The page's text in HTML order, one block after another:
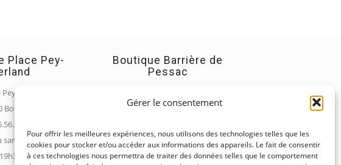
Gérer le consentement
Pour offrir les meilleures expériences, nous utilisons des technologies telles que les
cookies pour stocker et/ou accéder aux informations des appareils. Le fait de consentir
à ces technologies nous permettra de traiter des données telles que le comportement
Place Pey-
Berland
Bordeaux
: 10h00 à
19h30
Boutique Barrière de
Pessac
33000 Bordeaux
Du mardi au samedi : 8h30 à
13h00 et 16h00 à 19h30